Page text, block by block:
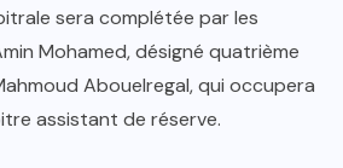
sera complétée par les
Mohamed, désigné quatrième
Abouelregal, qui occupera
assistant de réserve.